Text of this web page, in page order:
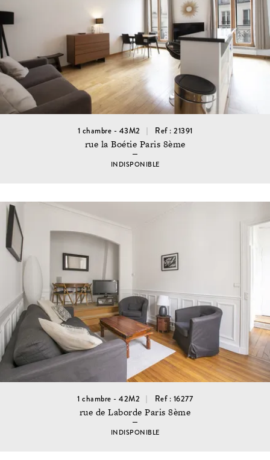
1 chambre - 43M2 Ref : 21391
rue la Boétie Paris 8ème
INDISPONIBLE
1 chambre - 42M2 Ref : 16277
rue de Laborde Paris 8ème
INDISPONIBLE